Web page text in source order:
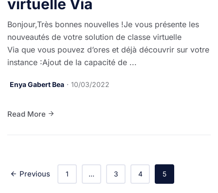
virtuelle Via
Bonjour,Très bonnes nouvelles !Je vous présente les
nouveautés de votre solution de classe virtuelle
Via que vous pouvez d’ores et déjà découvrir sur votre
instance :Ajout de la capacité de ...
Enya Gabert Bea 10/03/2022
Read More
Previous 1 … 3 4 5